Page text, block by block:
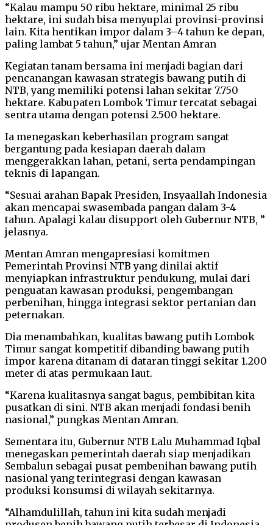
“Kalau mampu 50 ribu hektare, minimal 25 ribu
hektare, ini sudah bisa menyuplai provinsi-provinsi
lain. Kita hentikan impor dalam 3–4 tahun ke depan,
paling lambat 5 tahun,” ujar Mentan Amran
Kegiatan tanam bersama ini menjadi bagian dari
pencanangan kawasan strategis bawang putih di
NTB, yang memiliki potensi lahan sekitar 7.750
hektare. Kabupaten Lombok Timur tercatat sebagai
sentra utama dengan potensi 2.500 hektare.
Ia menegaskan keberhasilan program sangat
bergantung pada kesiapan daerah dalam
menggerakkan lahan, petani, serta pendampingan
teknis di lapangan.
“Sesuai arahan Bapak Presiden, Insyaallah Indonesia
akan mencapai swasembada pangan dalam 3-4
tahun. Apalagi kalau disupport oleh Gubernur NTB, ”
jelasnya.
Mentan Amran mengapresiasi komitmen
Pemerintah Provinsi NTB yang dinilai aktif
menyiapkan infrastruktur pendukung, mulai dari
penguatan kawasan produksi, pengembangan
perbenihan, hingga integrasi sektor pertanian dan
peternakan.
Dia menambahkan, kualitas bawang putih Lombok
Timur sangat kompetitif dibanding bawang putih
impor karena ditanam di dataran tinggi sekitar 1.200
meter di atas permukaan laut.
“Karena kualitasnya sangat bagus, pembibitan kita
pusatkan di sini. NTB akan menjadi fondasi benih
nasional,” pungkas Mentan Amran.
Sementara itu, Gubernur NTB Lalu Muhammad Iqbal
menegaskan pemerintah daerah siap menjadikan
Sembalun sebagai pusat pembenihan bawang putih
nasional yang terintegrasi dengan kawasan
produksi konsumsi di wilayah sekitarnya.
“Alhamdulillah, tahun ini kita sudah menjadi